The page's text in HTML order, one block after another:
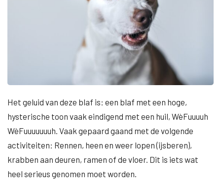
Het geluid van deze blaf is: een blaf met een hoge,
hysterische toon vaak eindigend met een huil, WèFuuuuh
WèFuuuuuuuh. Vaak gepaard gaand met de volgende
activiteiten: Rennen, heen en weer lopen (ijsberen),
krabben aan deuren, ramen of de vloer. Dit is iets wat
heel serieus genomen moet worden.